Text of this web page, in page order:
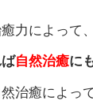
力によって、
自然治癒に
治癒によっ